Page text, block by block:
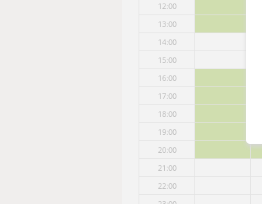
12:00
13:00
14:00
15:00
16:00
17:00
18:00
19:00
20:00
21:00
22:00